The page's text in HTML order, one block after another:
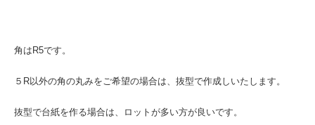
角はR5です。
５R以外の角の丸みをご希望の場合は、抜型で作成しいたします。
抜型で台紙を作る場合は、ロットが多い方が良いです。